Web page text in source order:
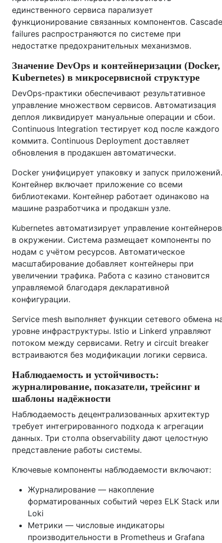
единственного сервиса парализует
функционирование связанных компонентов. Cascade
failures распространяются по системе при
недостатке предохранительных механизмов.
Значение DevOps и контейнеризации (Docker,
Kubernetes) в микросервисной структуре
DevOps-практики обеспечивают результативное
управление множеством сервисов. Автоматизация
деплоя ликвидирует мануальные операции и сбои.
Continuous Integration тестирует код после каждого
коммита. Continuous Deployment доставляет
обновления в продакшен автоматически.
Docker унифицирует упаковку и запуск приложений.
Контейнер включает приложение со всеми
библиотеками. Контейнер работает одинаково на
машине разработчика и продакшн узле.
Kubernetes автоматизирует управление контейнеров
в окружении. Система размещает компоненты по
нодам с учётом ресурсов. Автоматическое
масштабирование добавляет контейнеры при
увеличении трафика. Работа с казино становится
управляемой благодаря декларативной
конфигурации.
Service mesh выполняет функции сетевого обмена
уровне инфраструктуры. Istio и Linkerd управляют
потоком между сервисами. Retry и circuit breaker
встраиваются без модификации логики сервиса.
Наблюдаемость и устойчивость:
журналирование, показатели, трейсинг и
шаблоны надёжности
Наблюдаемость децентрализованных архитектур
требует интегрированного подхода к агрегации
данных. Три столпа observability дают целостную
представление работы системы.
Ключевые компоненты наблюдаемости включают:
Журналирование — накопление
форматированных событий через ELK Stack или
Loki
Метрики — числовые индикаторы
производительности в Prometheus и Grafana